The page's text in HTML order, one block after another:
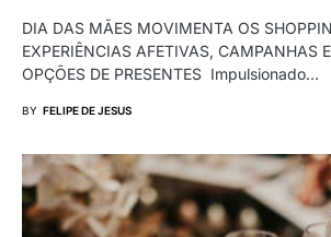
DIA DAS MÃES MOVIMENTA OS
EXPERIÊNCIAS AFETIVAS, CAMPANHAS
OPÇÕES DE PRESENTES Impulsionado…
BY FELIPE DE JESUS